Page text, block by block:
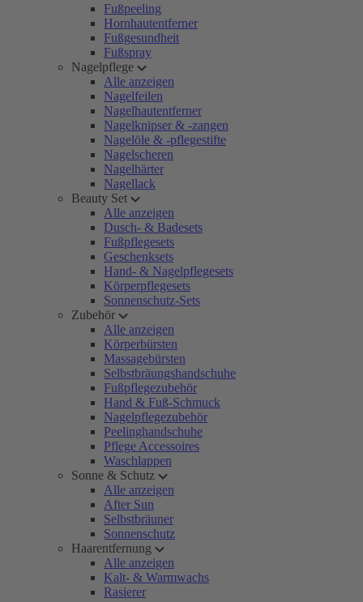
Fußpeeling
Hornhautentferner
Fußgesundheit
Fußspray
Nagelpflege
Alle anzeigen
Nagelfeilen
Nagelhautentferner
Nagelknipser & -zangen
Nagelöle & -pflegestifte
Nagelscheren
Nagelhärter
Nagellack
Beauty Set
Alle anzeigen
Dusch- & Badesets
Fußpflegesets
Geschenksets
Hand- & Nagelpflegesets
Körperpflegesets
Sonnenschutz-Sets
Zubehör
Alle anzeigen
Körperbürsten
Massagebürsten
Selbstbräungshandschuhe
Fußpflegezubehör
Hand & Fuß-Schmuck
Nagelpflegezubehör
Peelinghandschuhe
Pflege Accessoires
Waschlappen
Sonne & Schutz
Alle anzeigen
After Sun
Selbstbräuner
Sonnenschutz
Haarentfernung
Alle anzeigen
Kalt- & Warmwachs
Rasierer